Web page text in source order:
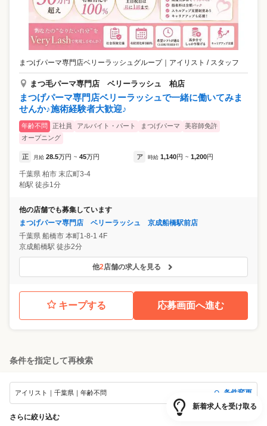
まつげパーマ専門店ベリーラッシュグループ｜ アイリスト / スタッフ
まつ毛パーマ専門店 ベリーラッシュ 柏店
まつげパーマ専門店ベリーラッシュで一緒に働いてみま
せんか♪施術経験者大歓迎♪
年齢不問 正社員 アルバイト・パート まつげパーマ
美容師免許
オープニング
正 月給 28.5万円 ~ 45万円 ア 時給 1,140円 ~ 1,200円
千葉県 柏市 末広町3-4
柏駅 徒歩1分
他の店舗でも募集しています
まつげパーマ専門店 ベリーラッシュ 京成船橋駅前店
千葉県 船橋市 本町1-8-1 4F
京成船橋駅 徒歩2分
他2店舗の求人を見る
キープする 応募画面へ進む
条件を指定して再検索
アイリスト｜千葉県｜年齢不問 条件変更
さらに絞り込む
新着求人を受け取る